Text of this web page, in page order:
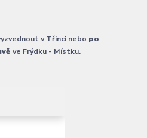
v Třinci nebo po
ve Frýdku - Místku.